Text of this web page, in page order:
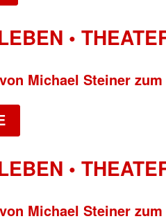
•
Michael Steiner
•
Michael Steiner